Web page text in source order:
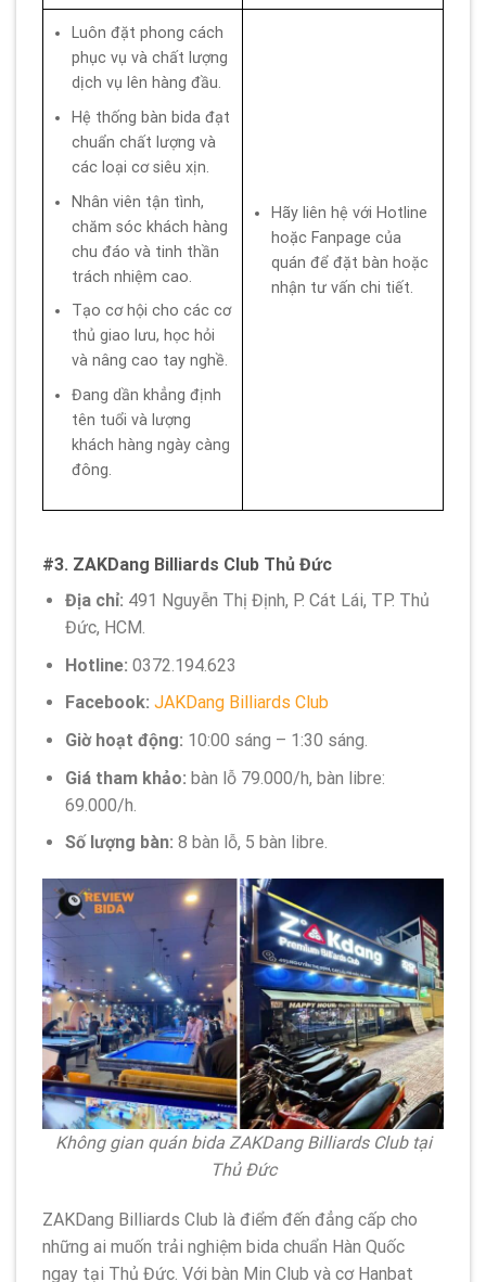
Luôn đặt phong cách
phục vụ và chất lượng
dịch vụ lên hàng đầu.
Hệ thống bàn bida đạt
chuẩn chất lượng và
các loại cơ siêu xịn.
Nhân viên tận tình,
chăm sóc khách hàng
chu đáo và tinh thần
trách nhiệm cao.
Tạo cơ hội cho các cơ
thủ giao lưu, học hỏi
và nâng cao tay nghề.
Đang dần khẳng định
tên tuổi và lượng
khách hàng ngày càng
đông.
Hãy liên hệ với Hotline
hoặc Fanpage của
quán để đặt bàn hoặc
nhận tư vấn chi tiết.
#3. ZAKDang Billiards Club Thủ Đức
Địa chỉ: 491 Nguyễn Thị Định, P. Cát Lái, TP. Thủ
Đức, HCM.
Hotline: 0372.194.623
Facebook: JAKDang Billiards Club
Giờ hoạt động: 10:00 sáng – 1:30 sáng.
Giá tham khảo: bàn lỗ 79.000/h, bàn libre:
69.000/h.
Số lượng bàn: 8 bàn lỗ, 5 bàn libre.
Không gian quán bida ZAKDang Billiards Club tại
Thủ Đức
ZAKDang Billiards Club là điểm đến đẳng cấp cho
những ai muốn trải nghiệm bida chuẩn Hàn Quốc
ngay tại Thủ Đức. Với bàn Min Club và cơ Hanbat